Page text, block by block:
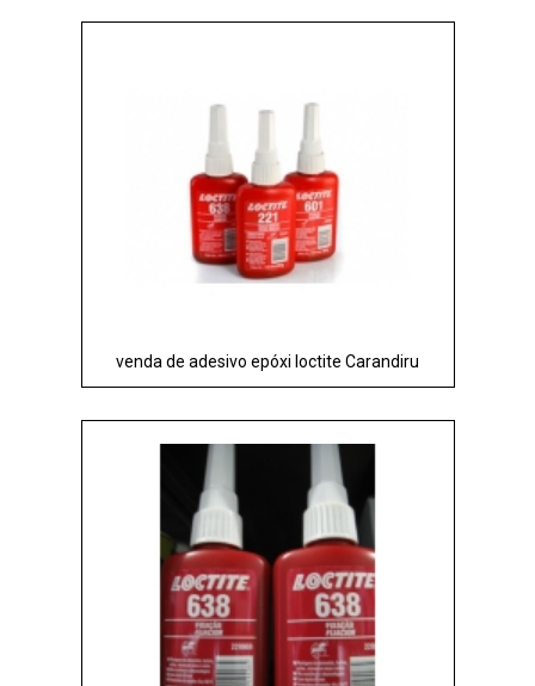
venda de adesivo epóxi loctite Carandiru